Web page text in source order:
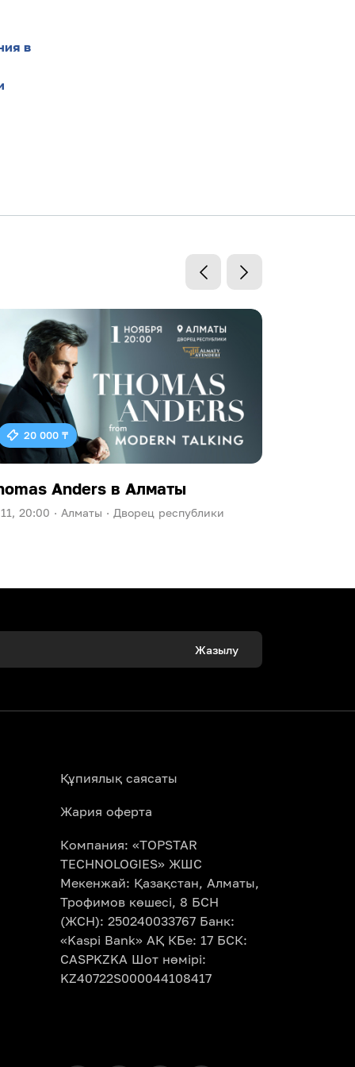
в
20 000 ₸
Anders в Алматы
20:00 · Алматы · Дворец республики
Жазылу
Құпиялық саясаты
Жария оферта
Компания: «TOPSTAR
TECHNOLOGIES» ЖШС
Мекенжай: Қазақстан, Алматы,
Трофимов көшесі, 8 БСН
(ЖСН): 250240033767 Банк:
«Kaspi Bank» АҚ КБе: 17 БСК:
CASPKZKA Шот нөмірі:
KZ40722S000044108417